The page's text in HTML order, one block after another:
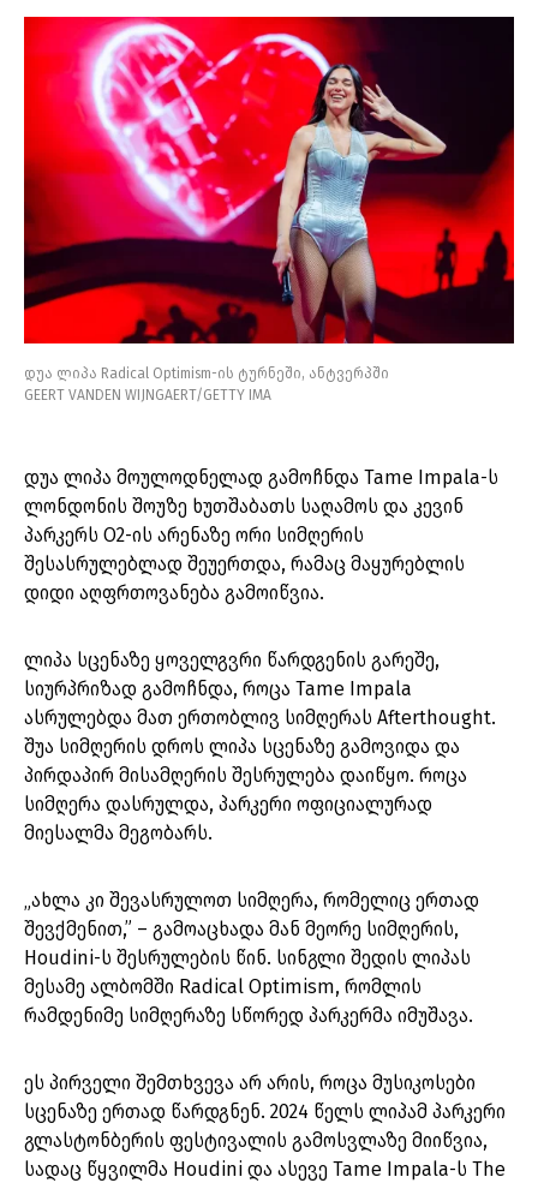
დუა ლიპა Radical Optimism-ის ტურნეში, ანტვერპში
GEERT VANDEN WIJNGAERT/GETTY IMA
დუა ლიპა მოულოდნელად გამოჩნდა Tame Impala-ს
ლონდონის შოუზე ხუთშაბათს საღამოს და კევინ
პარკერს O2-ის არენაზე ორი სიმღერის
შესასრულებლად შეუერთდა, რამაც მაყურებლის
დიდი აღფრთოვანება გამოიწვია.
ლიპა სცენაზე ყოველგვრი წარდგენის გარეშე,
სიურპრიზად გამოჩნდა, როცა Tame Impala
ასრულებდა მათ ერთობლივ სიმღერას Afterthought.
შუა სიმღერის დროს ლიპა სცენაზე გამოვიდა და
პირდაპირ მისამღერის შესრულება დაიწყო. როცა
სიმღერა დასრულდა, პარკერი ოფიციალურად
მიესალმა მეგობარს.
„ახლა კი შევასრულოთ სიმღერა, რომელიც ერთად
შევქმენით,” – გამოაცხადა მან მეორე სიმღერის,
Houdini-ს შესრულების წინ. სინგლი შედის ლიპას
მესამე ალბომში Radical Optimism, რომლის
რამდენიმე სიმღერაზე სწორედ პარკერმა იმუშავა.
ეს პირველი შემთხვევა არ არის, როცა მუსიკოსები
სცენაზე ერთად წარდგნენ. 2024 წელს ლიპამ პარკერი
გლასტონბერის ფესტივალის გამოსვლაზე მიიწვია,
სადაც წყვილმა Houdini და ასევე Tame Impala-ს The